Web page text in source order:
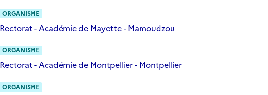
ORGANISME
Rectorat - Académie de Mayotte - Mamoudzou
ORGANISME
Rectorat - Académie de Montpellier - Montpellier
ORGANISME